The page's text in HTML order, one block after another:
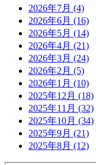
2026年7月 (4)
2026年6月 (16)
2026年5月 (14)
2026年4月 (21)
2026年3月 (24)
2026年2月 (5)
2026年1月 (10)
2025年12月 (18)
2025年11月 (32)
2025年10月 (34)
2025年9月 (21)
2025年8月 (12)